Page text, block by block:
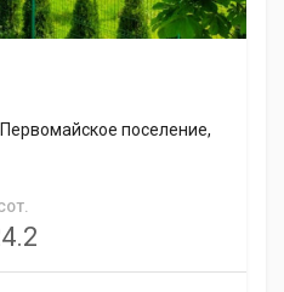
поселение,